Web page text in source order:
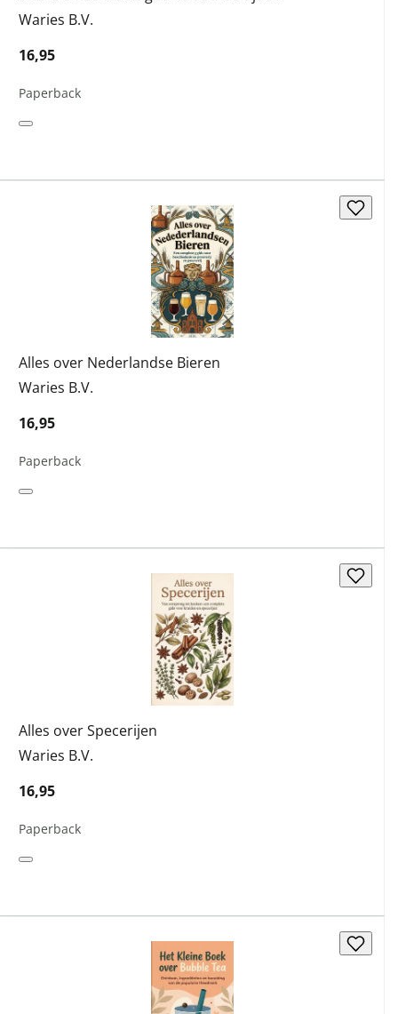
Waries B.V.
16,95
Paperback
Alles over Nederlandse Bieren
Waries B.V.
16,95
Paperback
Alles over Specerijen
Waries B.V.
16,95
Paperback